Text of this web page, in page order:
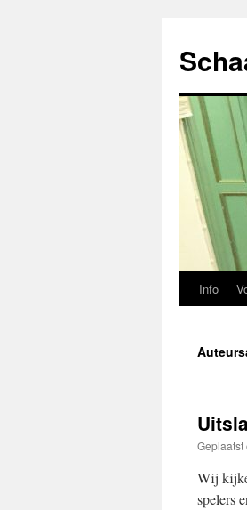
de
inhoud
Info
Geplaatst
Wij
spelers